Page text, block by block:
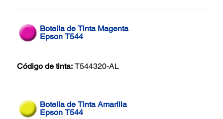
Botella de Tinta Magenta
Epson T544
Código de tinta: T544320-AL
Botella de Tinta Amarilla
Epson T544